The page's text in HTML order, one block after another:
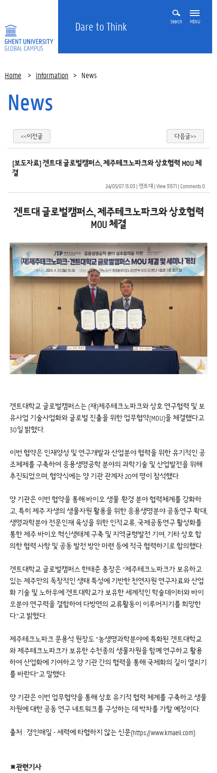
Dare to Think Search MENU
Home > Information > News
News
<<이전글 다음글>>
[보도자료] 겐트대 글로벌캠퍼스, 제주테크노파크와 상호협력 MOU 체
결
24/05/07 15:03| 겐트대| View 31571| Comments 0
겐트대 글로벌캠퍼스, 제주테크노파크와 상호협력
MOU 체결
겐트대학교 글로벌캠퍼스는 (재)제주테크노파크와 상호 연구협력 및 보
유사업 기술사업화와 글로벌 진출을 위한 업무협약(MOU)을 체결했다고
30일 밝혔다.
이번 협약은 인재양성 및 연구개발과 산업분야 협력을 위한 유기적인 공
조체제를 구축하여 응용생명공학 분야의 과학기술 및 산업발전을 위해
추진되었으며, 협약식에는 양 기관 관계자 20여 명이 참석했다.
양 기관은 이번 협약을 통해 바이오 생물 ·환경 분야 협력체계를 강화하
고, 특히 제주 자생의 생물자원 활용을 위한 응용생명분야 공동연구 확대,
생명과학분야 전문인재 육성을 위한 인적교류, 국제공동연구 활성화를
통한 제주 바이오 혁신생태계 구축 및 지역균형발전 기여, 기타 상호 합
의한 협력 사항 및 공동 발전 방안 마련 등에 적극 협력하기로 합의했다.
겐트대학교 글로벌캠퍼스 한태준 총장은 “제주테크노파크가 보유하고
있는 제주만의 독창적인 생태 특성에 기반한 천연자원 연구자료와 산업
화 기술 및 노하우에 겐트대학교가 보유한 세계적인 학술데이터와 바이
오분야 연구력을 결합하여 다방면의 교류활동이 이루어지기를 희망한
다.”고 밝혔다.
제주테크노파크 문용석 원장도 ”농생명과학분야에 특화된 겐트대학교
와 제주테크노파크가 보유한 수천종의 생물자원을 함께 연구하고 활용
하여 산업화에 기여하고 양 기관 간의 협력을 통해 국제화의 길이 열리기
를 바란다”고 말했다.
양 기관은 이번 업무협약을 통해 상호 유기적 협력 체계를 구축하고 생물
자원에 대한 공동 연구 네트워크를 구성하는 데 박차를 가할 예정이다.
출처 : 경인매일 - 세력에 타협하지 않는 신문(https://www.kmaeil.com)
※관련기사